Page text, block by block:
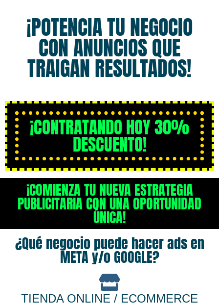
¡POTENCIA TU NEGOCIO
CON ANUNCIOS QUE
TRAIGAN RESULTADOS!
¡CONTRATANDO HOY 30%
DESCUENTO!
¡COMIENZA TU NUEVA ESTRATEGIA
PUBLICITARIA CON UNA OPORTUNIDAD
ÚNICA!
¿Qué negocio puede hacer ads en
META y/o GOOGLE?
TIENDA ONLINE / ECOMMERCE